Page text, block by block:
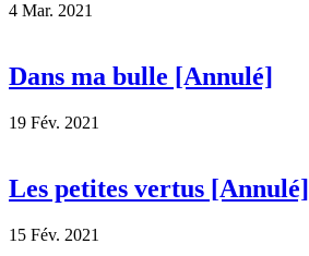
4 Mar. 2021
Dans ma bulle [Annulé]
19 Fév. 2021
Les petites vertus [Annulé]
15 Fév. 2021